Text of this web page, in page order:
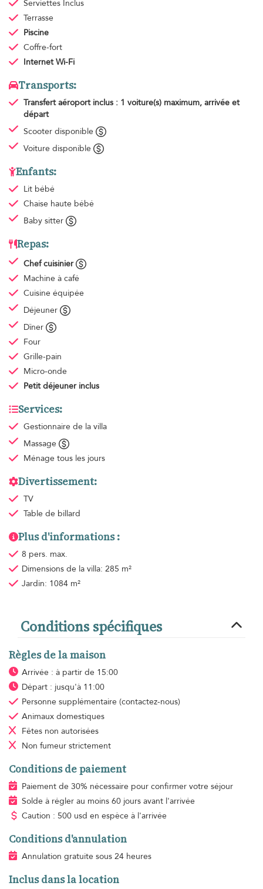
Serviettes Inclus
Terrasse
Piscine
Coffre-fort
Internet Wi-Fi
Transports:
Transfert aéroport inclus : 1 voiture(s) maximum, arrivée et
départ
Scooter disponible
Voiture disponible
Enfants:
Lit bébé
Chaise haute bébé
Baby sitter
Repas:
Chef cuisinier
Machine à café
Cuisine équipée
Déjeuner
Dîner
Four
Grille-pain
Micro-onde
Petit déjeuner inclus
Services:
Gestionnaire de la villa
Massage
Ménage tous les jours
Divertissement:
TV
Table de billard
Plus d'informations :
8 pers. max.
Dimensions de la villa: 285 m²
Jardin: 1084 m²
Conditions spécifiques
Règles de la maison
Arrivée : à partir de 15:00
Départ : jusqu'à 11:00
Personne supplémentaire (contactez-nous)
Animaux domestiques
Fêtes non autorisées
Non fumeur strictement
Conditions de paiement
Paiement de 30% nécessaire pour confirmer votre séjour
Solde à régler au moins 60 jours avant l'arrivée
Caution : 500 usd en espèce à l'arrivée
Conditions d'annulation
Annulation gratuite sous 24 heures
Inclus dans la location